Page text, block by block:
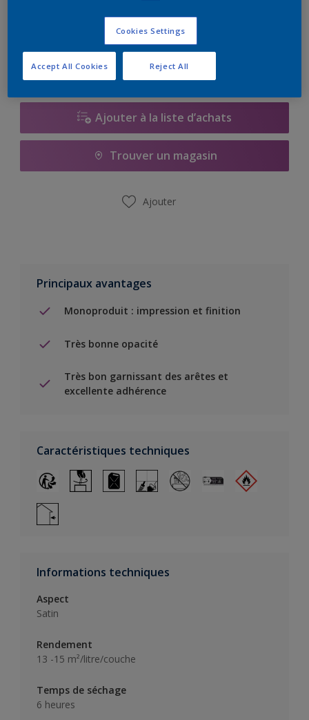
Ajouter à la liste d’achats
Trouver un magasin
Ajouter
Principaux avantages
Monoproduit : impression et finition
Très bonne opacité
Très bon garnissant des arêtes et
excellente adhérence
Caractéristiques techniques
Informations techniques
Aspect
Satin
Rendement
13 -15 m²/litre/couche
Temps de séchage
6 heures
Cookies Settings
Reject All
Accept All Cookies